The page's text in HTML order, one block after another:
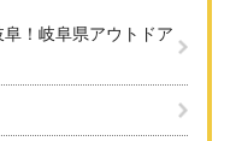
！岐阜県アウトドア